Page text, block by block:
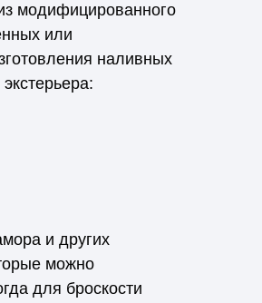
модифицированного
или
наливных
и других
можно
для броскости